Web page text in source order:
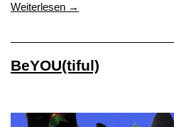
Weiterlesen →
BeYOU(tiful)